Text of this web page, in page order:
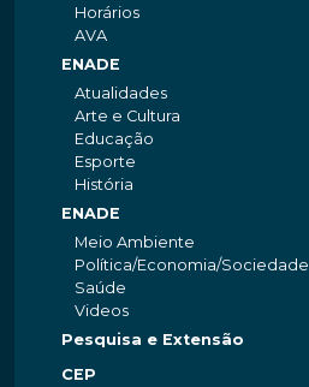
Horários
AVA
ENADE
Atualidades
Arte e Cultura
Educação
Esporte
História
ENADE
Meio Ambiente
Política/Economia/Sociedade
Saúde
Videos
Pesquisa e Extensão
CEP